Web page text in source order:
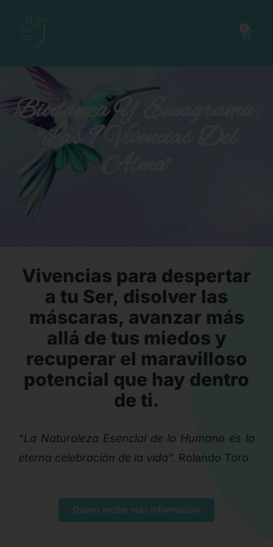
0
Biodanza Y Eneagrama:
“Las 9 Vivencias Del
Vivencias para despertar
a tu Ser, disolver las
máscaras, avanzar más
allá de tus miedos y
recuperar el maravilloso
potencial que hay dentro
de ti.
“La Naturaleza Esencial de lo Humano es la
eterna celebración de la vida”. Rolando Toro
Quiero recibir más información